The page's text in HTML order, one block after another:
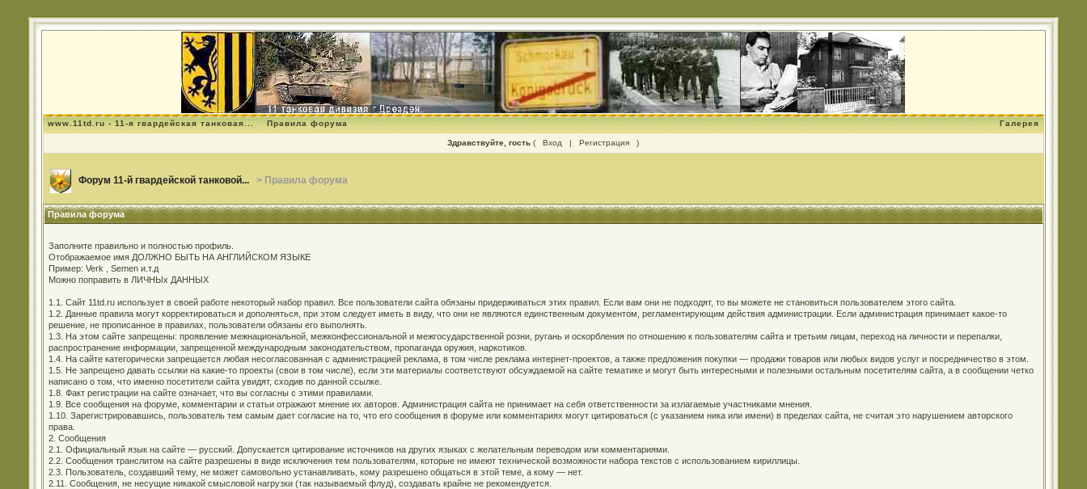
www.11td.ru - 11-я гвардейская танковая... Правила форума Галерея
Здравствуйте, гость ( Вход | Регистрация )
Форум 11-й гвардейской танковой... > Правила форума
Правила форума
Заполните правильно и полностью профиль.
Отображаемое имя ДОЛЖНО БЫТЬ НА АНГЛИЙСКОМ ЯЗЫКЕ
Пример: Verk , Semen и.т.д
Можно поправить в ЛИЧНЫх ДАННЫХ
1.1. Сайт 11td.ru использует в своей работе некоторый набор правил. Все пользователи сайта обязаны придерживаться этих правил. Если вам они не подходят, то вы можете не становиться пользователем этого сайта.
1.2. Данные правила могут корректироваться и дополняться, при этом следует иметь в виду, что они не являются единственным документом, регламентирующим действия администрации. Если администрация принимает какое-то
решение, не прописанное в правилах, пользователи обязаны его выполнять.
1.3. На этом сайте запрещены: проявление межнациональной, межконфессиональной и межгосударственной розни, ругань и оскорбления по отношению к пользователям сайта и третьим лицам, переход на личности и перепалки,
распространение информации, запрещенной международным законодательством, пропаганда оружия, наркотиков.
1.4. На сайте категорически запрещается любая несогласованная с администрацией реклама, в том числе реклама интернет-проектов, а также предложения покупки — продажи товаров или любых видов услуг и посредничество в этом.
1.5. Не запрещено давать ссылки на какие-то проекты (свои в том числе), если эти материалы соответствуют обсуждаемой на сайте тематике и могут быть интересными и полезными остальным посетителям сайта, а в сообщении четко
написано о том, что именно посетители сайта увидят, сходив по данной ссылке.
1.8. Факт регистрации на сайте означает, что вы согласны с этими правилами.
1.9. Все сообщения на форуме, комментарии и статьи отражают мнение их авторов. Администрация сайта не принимает на себя ответственности за излагаемые участниками мнения.
1.10. Зарегистрировавшись, пользователь тем самым дает согласие на то, что его сообщения в форуме или комментариях могут цитироваться (с указанием ника или имени) в пределах сайта, не считая это нарушением авторского
права.
2. Сообщения
2.1. Официальный язык на сайте — русский. Допускается цитирование источников на других языках с желательным переводом или комментариями.
2.2. Сообщения транслитом на сайте разрешены в виде исключения тем пользователям, которые не имеют технической возможности набора текстов с использованием кириллицы.
2.3. Пользователь, создавший тему, не может самовольно устанавливать, кому разрешено общаться в этой теме, а кому — нет.
2.11. Сообщения, не несущие никакой смысловой нагрузки (так называемый флуд), создавать крайне не рекомендуется.